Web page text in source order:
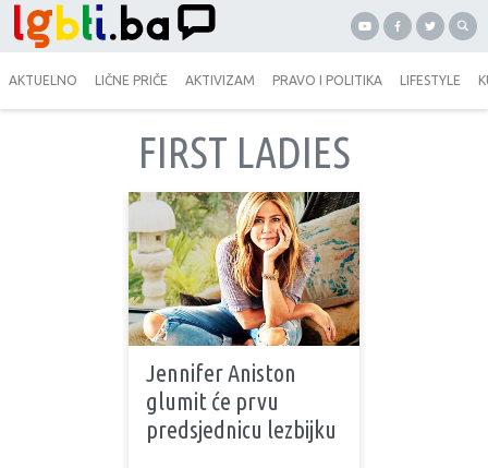
AKTUELNO LIČNE PRIČE AKTIVIZAM PRAVO I POLITIKA LIFESTYLE
FIRST LADIES
Jennifer Aniston
glumit će prvu
predsjednicu lezbijku